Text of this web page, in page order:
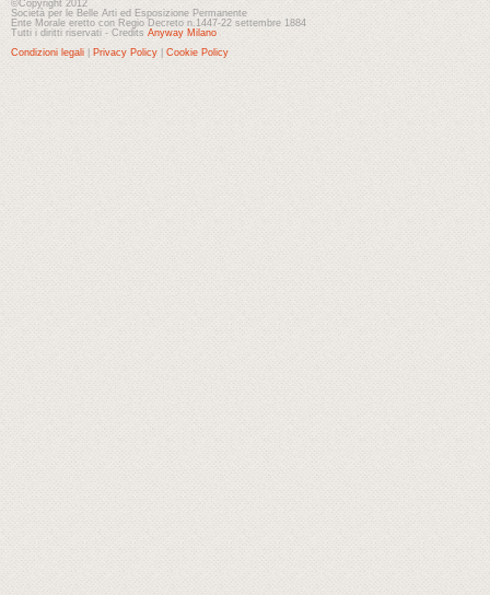
©Copyright 2012
Società per le Belle Arti ed Esposizione Permanente
Ente Morale eretto con Regio Decreto n.1447-22 settembre 1884
Tutti i diritti riservati - Credits Anyway Milano
Condizioni legali
Privacy Policy Cookie Policy